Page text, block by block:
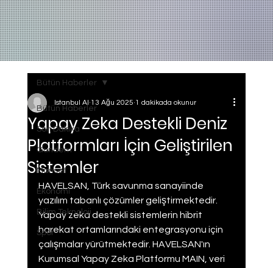
Bütün Haberler
Son Dakika
Gundem
Manset
Ekonomi
Bilim Teknoloji
Spor
Bütün Haberler
Yapay Zeka Destekli Deniz
Platformları İçin Geliştirilen
Sistemler
Istanbul AI 13 Ağu 2025 1 dakikada okunur
HAVELSAN, Türk savunma sanayiinde
yazılım tabanlı çözümler geliştirmektedir.
Yapay zeka destekli sistemlerin hibrit
harekat ortamlarındaki entegrasyonu için
çalışmalar yürütmektedir. HAVELSAN'ın
Kurumsal Yapay Zeka Platformu MAIN, veri